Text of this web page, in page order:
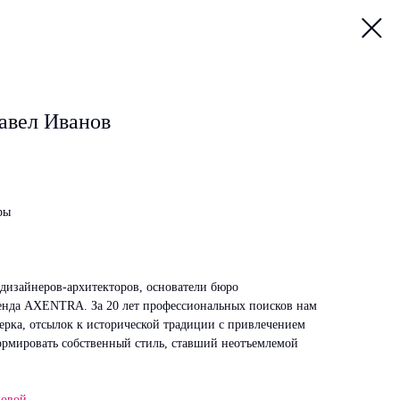
Иванов
архитекторов, основатели бюро
AXENTRA. За 20 лет профессиональных поисков нам
отсылок к исторической традиции с привлечением
собственный стиль, ставший неотъемлемой